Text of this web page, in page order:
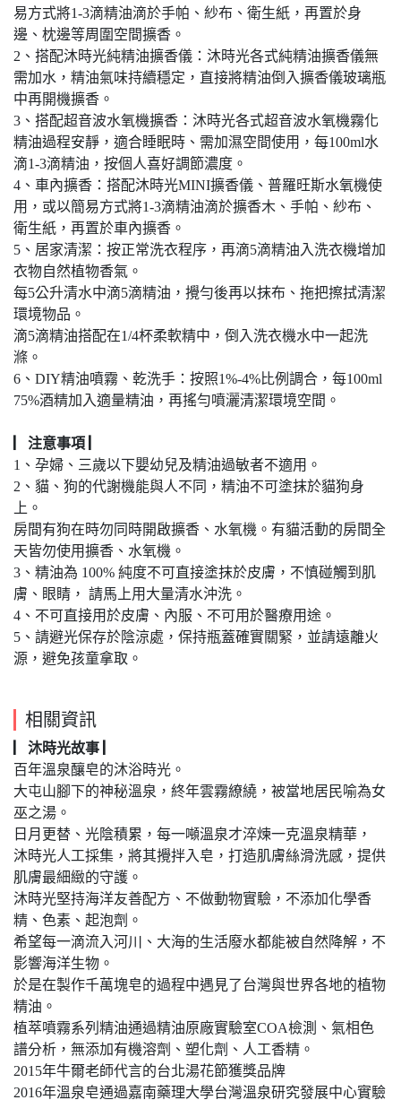
易方式將1-3滴精油滴於手帕、紗布、衛生紙，再置於身
邊、枕邊等周圍空間擴香。
2、搭配沐時光純精油擴香儀：沐時光各式純精油擴香儀無
需加水，精油氣味持續穩定，直接將精油倒入擴香儀玻璃瓶
中再開機擴香。
3、搭配超音波水氧機擴香：沐時光各式超音波水氧機霧化
精油過程安靜，適合睡眠時、需加濕空間使用，每100ml水
滴1-3滴精油，按個人喜好調節濃度。
4、車內擴香：搭配沐時光MINI擴香儀、普羅旺斯水氧機使
用，或以簡易方式將1-3滴精油滴於擴香木、手帕、紗布、
衛生紙，再置於車內擴香。
5、居家清潔：按正常洗衣程序，再滴5滴精油入洗衣機增加
衣物自然植物香氣。
每5公升清水中滴5滴精油，攪勻後再以抹布、拖把擦拭清潔
環境物品。
滴5滴精油搭配在1/4杯柔軟精中，倒入洗衣機水中一起洗
滌。
6、DIY精油噴霧、乾洗手：按照1%-4%比例調合，每100ml
75%酒精加入適量精油，再搖勻噴灑清潔環境空間。
▏注意事項 ▏
1、孕婦、三歲以下嬰幼兒及精油過敏者不適用。
2、貓、狗的代謝機能與人不同，精油不可塗抹於貓狗身
上。
房間有狗在時勿同時開啟擴香、水氧機。有貓活動的房間全
天皆勿使用擴香、水氧機。
3、精油為 100% 純度不可直接塗抹於皮膚，不慎碰觸到肌
膚、眼睛， 請馬上用大量清水沖洗。
4、不可直接用於皮膚、內服、不可用於醫療用途。
5、請避光保存於陰涼處，保持瓶蓋確實關緊，並請遠離火
源，避免孩童拿取。
相關資訊
▏沐時光故事 ▏
百年溫泉釀皂的沐浴時光。
大屯山腳下的神秘溫泉，終年雲霧繚繞，被當地居民喻為女
巫之湯。
日月更替、光陰積累，每一噸溫泉才淬煉一克溫泉精華，
沐時光人工採集，將其攪拌入皂，打造肌膚絲滑洗感，提供
肌膚最細緻的守護。
沐時光堅持海洋友善配方、不做動物實驗，不添加化學香
精、色素、起泡劑。
希望每一滴流入河川、大海的生活廢水都能被自然降解，不
影響海洋生物。
於是在製作千萬塊皂的過程中遇見了台灣與世界各地的植物
精油。
植萃噴霧系列精油通過精油原廠實驗室COA檢測、氣相色
譜分析，無添加有機溶劑、塑化劑、人工香精。
2015年牛爾老師代言的台北湯花節獲獎品牌
2016年溫泉皂通過嘉南藥理大學台灣溫泉研究發展中心實驗